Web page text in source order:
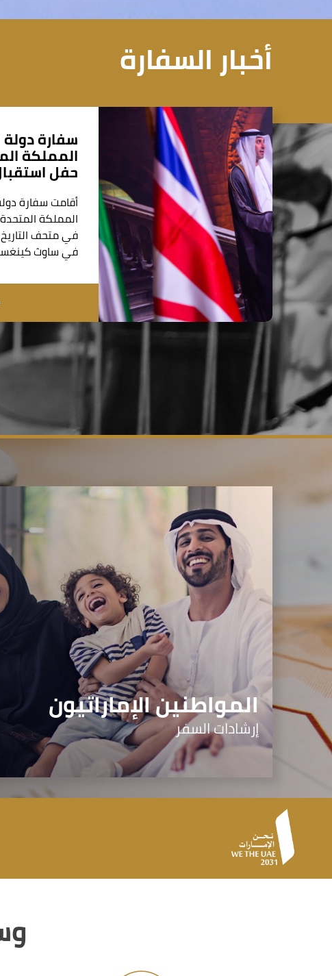
أخبار السفارة
سفارة دولة
المملكة
حفل
أقامت سفارة
المملكة
في متحف
في ساوث
المواطنين الإماراتيون
إرشادات السفر